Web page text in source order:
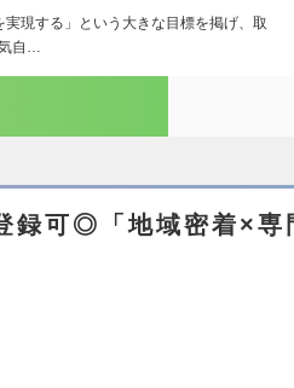
実現する」という大きな目標を掲げ、取
自…
録可◎「地域密着×専